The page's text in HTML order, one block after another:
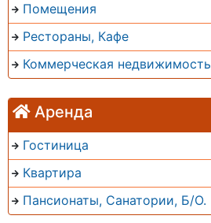
Помещения
Рестораны, Кафе
Коммерческая недвижимость
Аренда
Гостиница
Квартира
Пансионаты, Санатории, Б/О.